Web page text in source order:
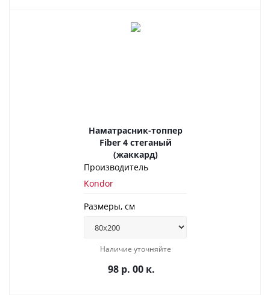
Наматрасник-топпер
Fiber 4 стеганый
(жаккард)
Производитель
Kondor
Размеры, см
Наличие уточняйте
98 р. 00 к.